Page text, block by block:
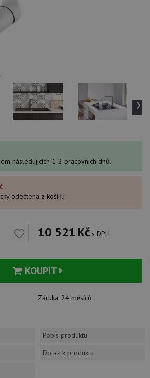
›
následujících 1-2 pracovních dnů.
odečtena z košíku
10 521 Kč s DPH
KOUPIT
Záruka: 24 měsíců
Popis produktu
Dotaz k produktu